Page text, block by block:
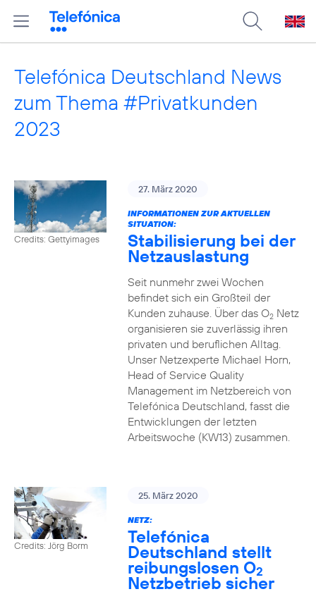
Telefónica Deutschland News
zum Thema #Privatkunden
2023
Credits: Gettyimages
27. März 2020
INFORMATIONEN ZUR AKTUELLEN
SITUATION:
Stabilisierung bei der
Netzauslastung
Seit nunmehr zwei Wochen
befindet sich ein Großteil der
Kunden zuhause. Über das O2Netz
organisieren sie zuverlässig ihren
privaten und beruflichen Alltag.
Unser Netzexperte Michael Horn,
Head of Service Quality
Management im Netzbereich von
Telefónica Deutschland, fasst die
Entwicklungen der letzten
Arbeitswoche (KW13) zusammen.
Credits: Jörg Borm
25. März 2020
NETZ:
Telefónica
Deutschland stellt
reibungslosen O2
Netzbetrieb sicher